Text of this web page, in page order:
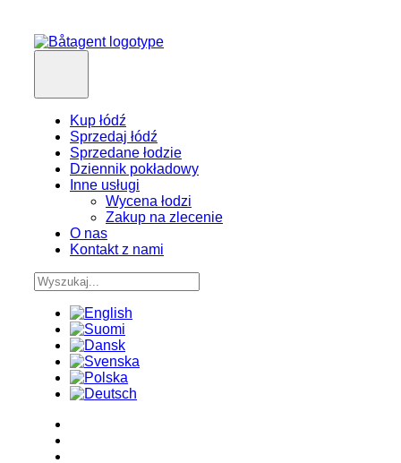
Kup łódź
Sprzedaj łódź
Sprzedane łodzie
Dziennik pokładowy
Inne usługi
Wycena łodzi
Zakup na zlecenie
O nas
Kontakt z nami